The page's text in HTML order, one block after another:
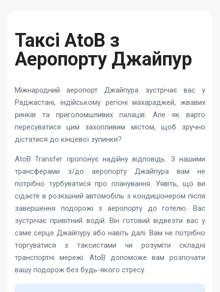
Таксі AtoB з
Аеропорту Джайпур
Міжнародний аеропорт Джайпура зустрічає вас у
Раджастані, індійському регіоні махараджей, жвавих
ринків та приголомшливих палаців. Але як варто
пересуватися цим захопливим містом, щоб зручно
дістатися до кінцевої зупинки?
AtoB Transfer пропонує надійну відповідь. З нашими
трансферами з/до аеропорту Джайпура вам не
потрібно турбуватися про планування. Уявіть, що ви
сідаєте в розкішний автомобіль з кондиціонером після
завершення подорожі з аеропорту до готелю. Вас
зустрічає привітний водій. Він готовий відвезти вас у
саме серце Джайпуру або навіть далі. Вам не потрібно
торгуватися з таксистами чи розуміти складні
транспортні мережі. AtoB допоможе вам розпочати
вашу подорож без будь-якого стресу.